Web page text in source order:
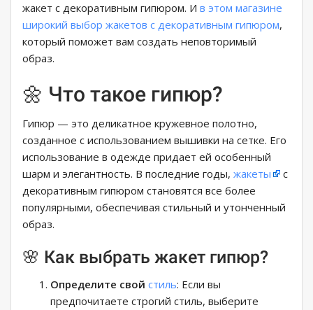
жакет с декоративным гипюром. И в этом магазине
широкий выбор жакетов с декоративным гипюром,
который поможет вам создать неповторимый
образ.
🌼 Что такое гипюр?
Гипюр — это деликатное кружевное полотно,
созданное с использованием вышивки на сетке. Его
использование в одежде придает ей особенный
шарм и элегантность. В последние годы, жакеты
с
декоративным гипюром становятся все более
популярными, обеспечивая стильный и утонченный
образ.
🌸 Как выбрать жакет гипюр?
Определите свой стиль: Если вы
предпочитаете строгий стиль, выберите